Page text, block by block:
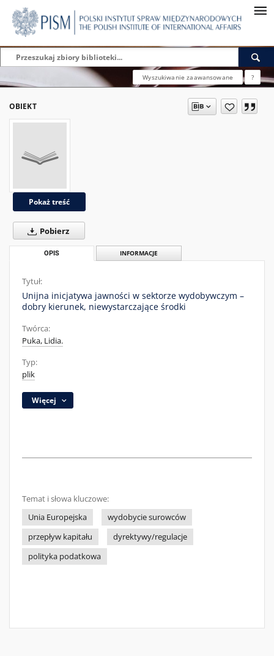
Wyszukiwanie zaawansowane ?
OBIEKT
Pokaż treść
Pobierz
OPIS INFORMACJE
Tytuł:
Unijna inicjatywa jawności w sektorze wydobywczym –
dobry kierunek, niewystarczające środki
Twórca:
Puka, Lidia.
Typ:
plik
Więcej
Temat i słowa kluczowe:
Unia Europejska
wydobycie surowców
przepływ kapitału
dyrektywy/regulacje
polityka podatkowa